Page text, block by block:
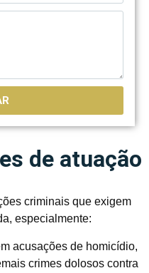
de atuação
criminais que exigem
especialmente:
acusações de homicídio,
crimes dolosos contra